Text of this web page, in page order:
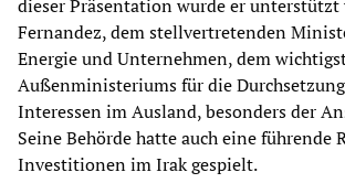
dieser Präsentation wurde er unterstützt
Fernandez, dem stellvertretenden
Energie und Unternehmen, dem
Außenministeriums für die
Interessen im Ausland, besonders der
Seine Behörde hatte auch eine führende
Investitionen im Irak gespielt.